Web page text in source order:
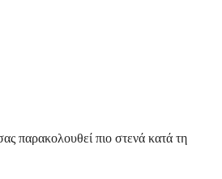
παρακολουθεί πιο στενά κατά τη